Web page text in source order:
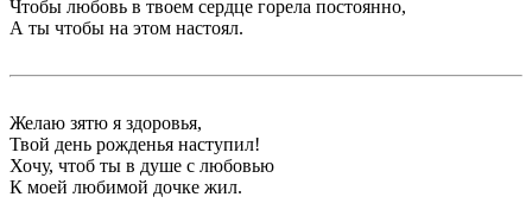
Чтобы любовь в твоем сердце горела постоянно,
А ты чтобы на этом настоял.
Желаю зятю я здоровья,
Твой день рожденья наступил!
Хочу, чтоб ты в душе с любовью
К моей любимой дочке жил.